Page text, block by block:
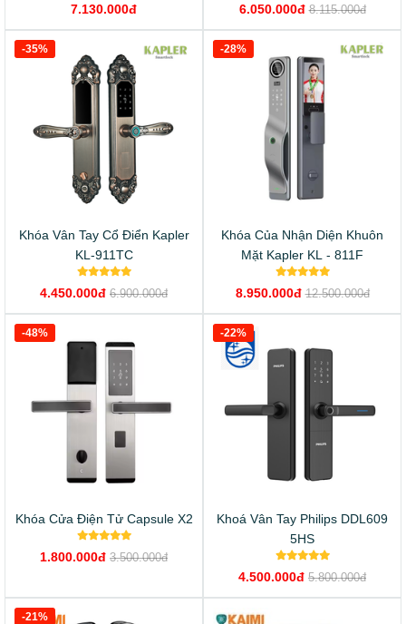
7.130.000đ 6.050.000đ 8.115.000đ
Khóa Vân Tay Cổ Điển Kapler
KL-911TC
4.450.000đ 6.900.000đ
-35%
Khóa Của Nhận Diện Khuôn
Mặt Kapler KL - 811F
8.950.000đ 12.500.000đ
-28%
Khóa Cửa Điện Tử Capsule X2
1.800.000đ 3.500.000đ
-48%
Khoá Vân Tay Philips DDL609
5HS
4.500.000đ 5.800.000đ
-22%
-21%